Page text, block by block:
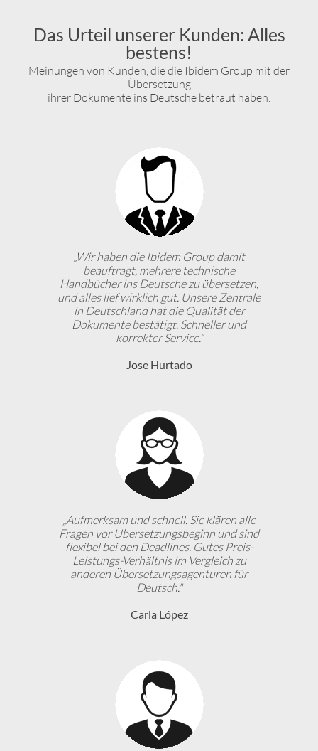
Das Urteil unserer Kunden: Alles
bestens!
Meinungen von Kunden, die die Ibidem Group mit der
Übersetzung
ihrer Dokumente ins Deutsche betraut haben.
„Wir haben die Ibidem Group damit
beauftragt, mehrere technische
Handbücher ins Deutsche zu übersetzen,
und alles lief wirklich gut. Unsere Zentrale
in Deutschland hat die Qualität der
Dokumente bestätigt. Schneller und
korrekter Service.“
Jose Hurtado
„Aufmerksam und schnell. Sie klären alle
Fragen vor Übersetzungsbeginn und sind
flexibel bei den Deadlines. Gutes Preis-
Leistungs-Verhältnis im Vergleich zu
anderen Übersetzungsagenturen für
Deutsch."
Carla López